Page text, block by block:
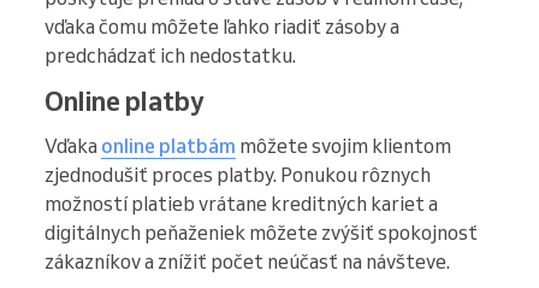
vďaka čomu môžete ľahko riadiť zásoby a
predchádzať ich nedostatku.
Online platby
Vďaka online platbám môžete svojim klientom
zjednodušiť proces platby. Ponukou rôznych
možností platieb vrátane kreditných kariet a
digitálnych peňaženiek môžete zvýšiť spokojnosť
zákazníkov a znížiť počet neúčasť na návšteve.